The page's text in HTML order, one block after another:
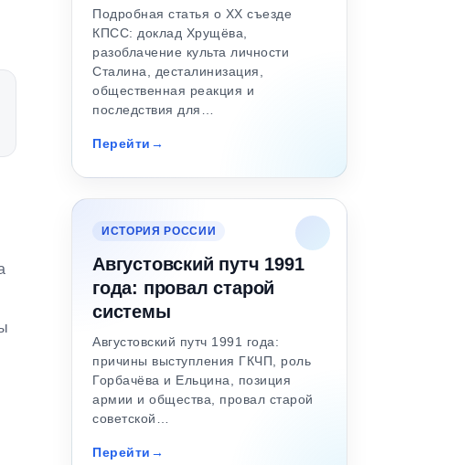
Подробная статья о XX съезде
КПСС: доклад Хрущёва,
разоблачение культа личности
Сталина, десталинизация,
общественная реакция и
последствия для…
Перейти
ИСТОРИЯ РОССИИ
Августовский путч 1991
года: провал старой
системы
Августовский путч 1991 года:
причины выступления ГКЧП, роль
Горбачёва и Ельцина, позиция
армии и общества, провал старой
советской…
Перейти